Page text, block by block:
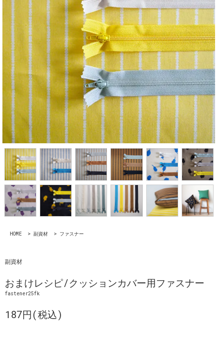
HOME > 副資材 > ファスナー
副資材
おまけレシピ/クッションカバー用ファスナー
fastener25fk
187円(税込)